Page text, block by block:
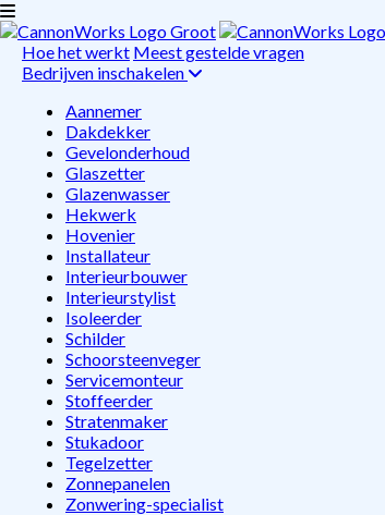
Hoe het werkt Meest gestelde vragen
Bedrijven inschakelen
Aannemer
Dakdekker
Gevelonderhoud
Glaszetter
Glazenwasser
Hekwerk
Hovenier
Installateur
Interieurbouwer
Interieurstylist
Isoleerder
Schilder
Schoorsteenveger
Servicemonteur
Stoffeerder
Stratenmaker
Stukadoor
Tegelzetter
Zonnepanelen
Zonwering-specialist